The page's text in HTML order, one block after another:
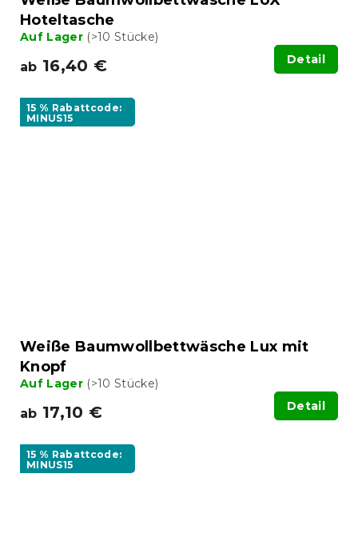
Hoteltasche
Auf Lager (>10 Stücke)
ab 16,40 € Detail
15 % Rabattcode:
MINUS15
Weiße Baumwollbettwäsche Lux mit
Knopf
Auf Lager (>10 Stücke)
ab 17,10 € Detail
15 % Rabattcode:
MINUS15